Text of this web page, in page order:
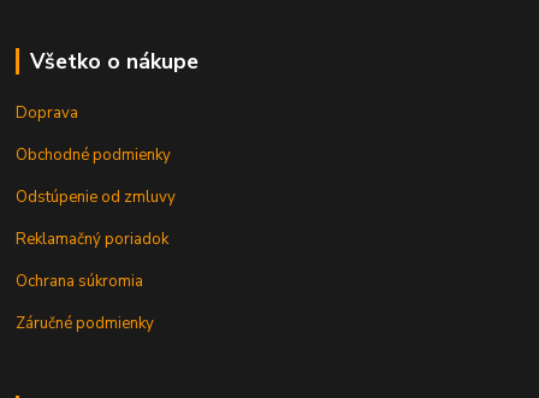
Všetko o nákupe
Doprava
Obchodné podmienky
Odstúpenie od zmluvy
Reklamačný poriadok
Ochrana súkromia
Záručné podmienky